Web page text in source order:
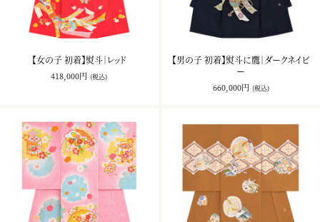
【女の子 初着】熨斗｜レッド
418,000円 (税込)
【男の子 初着】熨斗に鷹｜ダークネイビ
ー
660,000円 (税込)